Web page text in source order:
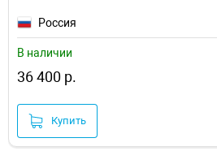
Россия
В наличии
36 400 р.
Купить